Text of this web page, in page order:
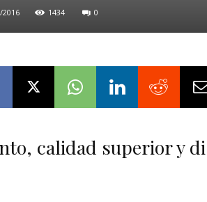
2016 1434 0
calidad superior y